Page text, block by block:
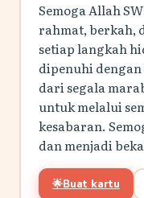
Semoga Allah
rahmat, berkah,
setiap langkah
dipenuhi
dari segala
untuk melalui
kesabaran.
dan menjadi
🌟Buat kartu